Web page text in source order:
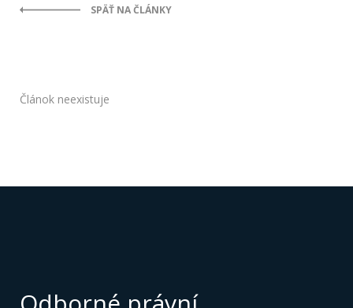
SPÄŤ NA ČLÁNKY
Článok neexistuje